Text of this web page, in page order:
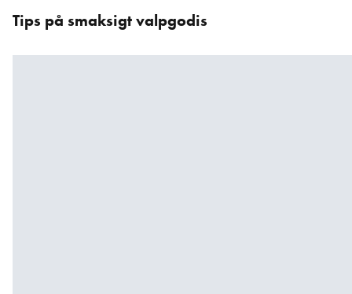
Tips på smaksigt valpgodis
över
karusellen